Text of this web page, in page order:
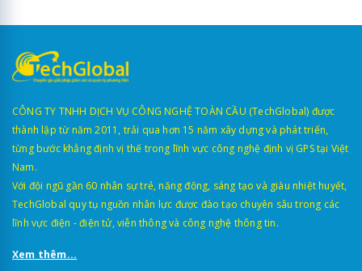
CÔNG TY TNHH DỊCH VỤ CÔNG NGHỆ TOÀN CẦU (TechGlobal) được
thành lập từ năm 2011, trải qua hơn 15 năm xây dựng và phát triển,
từng bước khẳng định vị thế trong lĩnh vực công nghệ định vị GPS tại Việt
Nam.
Với đội ngũ gần 60 nhân sự trẻ, năng động, sáng tạo và giàu nhiệt huyết,
TechGlobal quy tụ nguồn nhân lực được đào tạo chuyên sâu trong các
lĩnh vực điện - điện tử, viễn thông và công nghệ thông tin.
Xem thêm...